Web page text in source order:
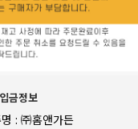
금정보
: ㈜홈앤가든